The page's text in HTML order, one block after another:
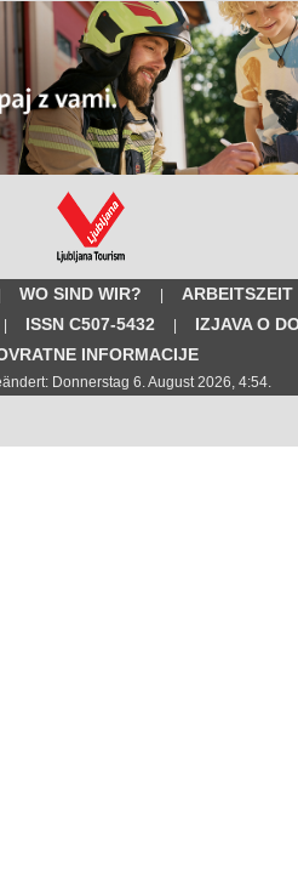
WO SIND WIR?
ARBEITSZEIT
ISSN C507-5432
IZJAVA O
INFORMACIJE
Donnerstag 6. August 2026, 4:54.